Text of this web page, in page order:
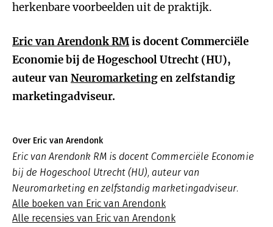
herkenbare voorbeelden uit de praktijk.
Eric van Arendonk RMis docent Commerciële
Economie bij de Hogeschool Utrecht (HU),
auteur vanNeuromarketingen zelfstandig
marketingadviseur.
Over Eric van Arendonk
Eric van Arendonk RM is docent Commerciële Economie
bij de Hogeschool Utrecht (HU), auteur van
Neuromarketing en zelfstandig marketingadviseur.
Alle boeken van Eric van Arendonk
Alle recensies van Eric van Arendonk